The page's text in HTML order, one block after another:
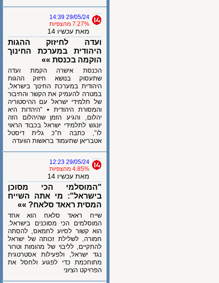
29/05/24 14:39
7.27% מהצפיות
מאת עכשיו 14
ועדה לחיזוק ההגות
היהודית במערכת החינוך
הוקמה בכנסת »»
הכנסת אישרה הקמת ועדה
שתעסוק בנושא חיזוק ההגות
היהודית במערכת החינוך בישראל,
במטרה להעמיק את הקשר והחיבור
של תלמידי ישראל עם ההיסטוריה
והמסורת היהודית • "היהדות היא
יהלום, והגיע הזמן שהיהלום הזה
יונגש לתלמידי ישראל בכבוד הראוי
לו", כתבה ח"כ גלית דיסטל
אטבריאן שתעמוד בראשות הוועדה
29/05/24 12:23
4.85% מהצפיות
מאת עכשיו 14
"המוסלמי הכי מסוכן
בישראל": מי אתה השייח
המסית ראאד סלאח? »»
שייח ראאד סלאח הוא אחד
המוסלמים הכי מסוכנים בישראל.
הוא קשור לסיוע לחמאס, להסתה
חמורה, לשלילת זכותה של ישראל
להתקיים, לליבוי של מהומות וטרור
נגד ישראל, ולפעילות אסטרטגית
מתוחכמת כדי לפגוע ולחסל את
הפרויקט הציוני